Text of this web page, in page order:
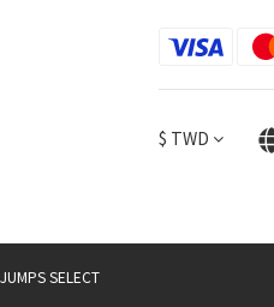
$ TWD
JUMPS SELECT